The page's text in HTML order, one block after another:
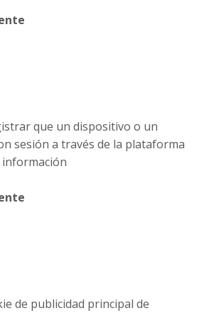
que un dispositivo o un
sesión a través de la plataforma
información
de publicidad principal de